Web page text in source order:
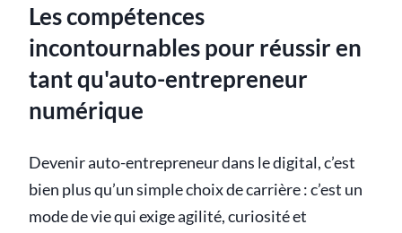
Les compétences
incontournables pour réussir en
tant qu'auto-entrepreneur
numérique
Devenir auto-entrepreneur dans le digital, c’est
bien plus qu’un simple choix de carrière : c’est un
mode de vie qui exige agilité, curiosité et